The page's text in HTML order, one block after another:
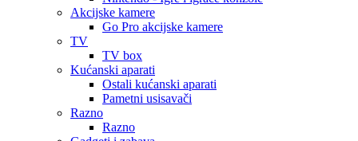
Akcijske kamere
Go Pro akcijske kamere
TV
TV box
Kućanski aparati
Ostali kućanski aparati
Pametni usisavači
Razno
Razno